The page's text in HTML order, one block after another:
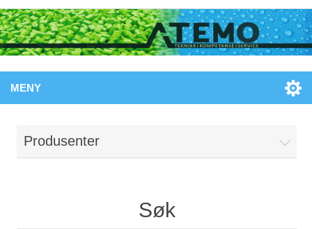
MENY
Produsenter
Søk